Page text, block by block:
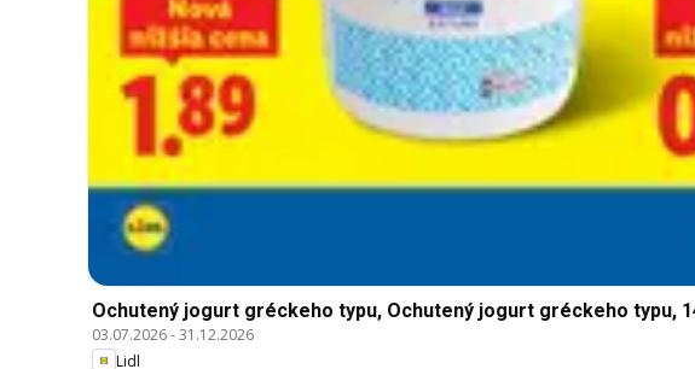
Ochutený jogurt gréckeho typu, Ochutený jogurt gréckeho typu,
03.07.2026-31.12.2026
Lidl